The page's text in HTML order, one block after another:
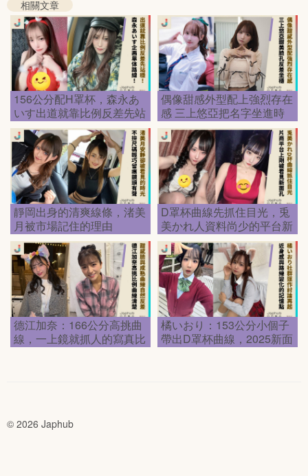
相關文章
156公分配H罩杯，森永あ
いす出道就靠比例反差先站
穩
偶像甜感外型配上強烈存在
感 三上悠亞把名字坐進時
代
靜岡出身的清爽線條，渚美
月被市場記住的理由
D罩杯曲線先抓住目光，兎
美かれ人資料尚少的平台新
面孔
德江加奈：166公分高挑曲
線，一上鏡就抓人的寫真比
例
橘いおり：153公分小個子
帶出D罩杯曲線，2025新面
孔第一眼就記住
© 2026 Japhub